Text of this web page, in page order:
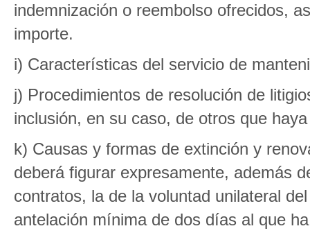
indemnización o reembolso ofrecidos,
importe.
i) Características del servicio de
j) Procedimientos de resolución de
inclusión, en su caso, de otros que
k) Causas y formas de extinción y
deberá figurar expresamente, además
contratos, la de la voluntad unilateral
antelación mínima de dos días al que